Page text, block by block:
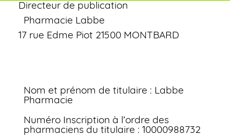
Directeur de publication
Pharmacie Labbe
17 rue Edme Piot 21500 MONTBARD
Nom et prénom de titulaire : Labbe
Pharmacie
Numéro Inscription à l’ordre des
pharmaciens du titulaire : 10000988732